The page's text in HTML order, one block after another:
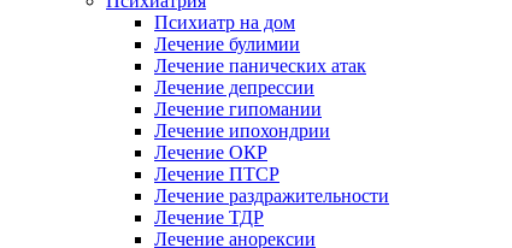
Психиатр на дом
Лечение булимии
Лечение панических атак
Лечение депрессии
Лечение гипомании
Лечение ипохондрии
Лечение ОКР
Лечение ПТСР
Лечение раздражительности
Лечение ТДР
Лечение анорексии